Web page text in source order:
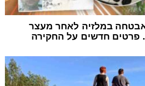
במלזיה לאחר מעצר
פרטים חדשים על החקירה